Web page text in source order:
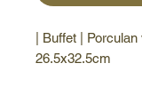
| Buffet |
26.5x32.5cm